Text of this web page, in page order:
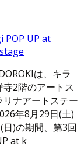
POP UP at
は、キラ
寺2階のアートス
ナアートステー
年8月29日(土)
)の期間、第3回
at k